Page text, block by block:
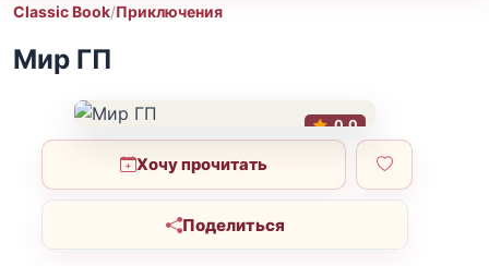
Classic Book/Приключения
Мир ГП
0.0
Хочу прочитать
Поделиться